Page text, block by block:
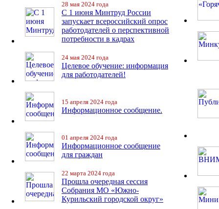
28 мая 2024 года
С 1 июня Минтруд России
запускает всероссийский опрос
работодателей о перспективной
потребности в кадрах
24 мая 2024 года
Целевое обучение: информация
для работодателей!
15 апреля 2024 года
Информационное сообщение.
01 апреля 2024 года
Информационное сообщение
для граждан
22 марта 2024 года
Прошла очередная сессия
Собрания МО «Южно-
Курильский городской округ»